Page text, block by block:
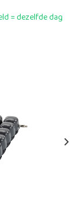
= dezelfde dag